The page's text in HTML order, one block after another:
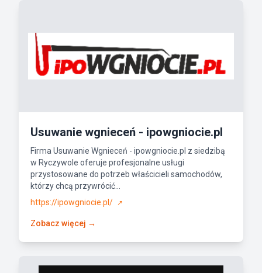
Usuwanie wgnieceń - ipowgniocie.pl
Firma Usuwanie Wgnieceń - ipowgniocie.pl z siedzibą
w Ryczywole oferuje profesjonalne usługi
przystosowane do potrzeb właścicieli samochodów,
którzy chcą przywrócić...
https://ipowgniocie.pl/
↗
Zobacz więcej →